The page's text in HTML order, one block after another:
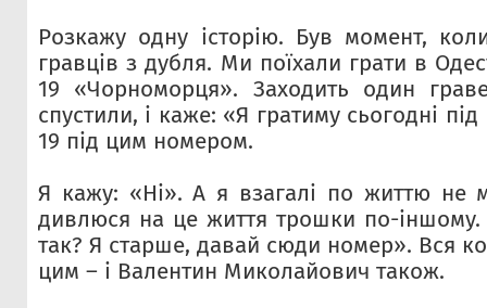
Розкажу одну історію. Був момент,
гравців з дубля. Ми поїхали грати в
19 «Чорноморця». Заходить один
спустили, і каже: «Я гратиму сьогодні
19 під цим номером.
Я кажу: «Ні». А я взагалі по життю не
дивлюся на це життя трошки по-іншому.
так? Я старше, давай сюди номер». Вся
цим – і Валентин Миколайович також.